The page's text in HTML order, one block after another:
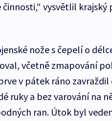
vysvětlil
nože s čepelí o
včetně zmapování
v pátek ráno
ruky a bez varování na
ran. Útok byl